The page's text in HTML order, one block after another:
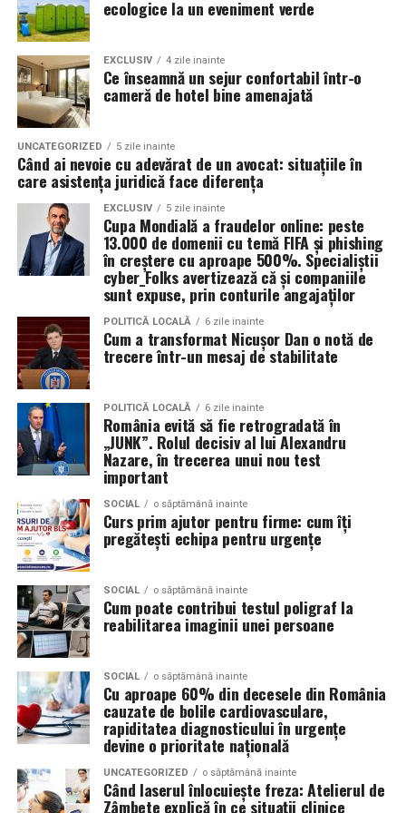
Valoarea 30 indică comportamentul uleiului la
temperatura normală de funcționare a motorului.
Rezultatul este un echilibru foarte bun între protecție și
economie de combustibil.
Pentru ce motoare este recomandat Ravenol VMP
USVO 5W30?
Tipul deulei de motor Ravenol
recomandat pentru numeroase motoare moderne care
necesită un ulei 5W30 cu aprobări OEM specifice.
În funcție de specificațiile constructorului, poate fi
utilizat pe vehicule ale unor mărci precum:
BMW;
Mercedes-Benz;
Volkswagen;
Audi;
Skoda;
Seat;
Porsche;
Opel;
Ford;
Renault și altele.
Compatibilitatea exactă trebuie verificată întotdeauna
în manualul vehiculului sau în documentația tehnică a
producătorului.
Este potrivit pentru motoarele diesel?
Da.
În plus, prin alegerea facilităților ecologice,
organizatorii unui eveniment pot reduce semnificativ
impactul negativ asupra mediului în comparație cu
soluțiile tradiționale, care sunt mult mai dăunătoare
pentru natură. Astfel, toaletele ecologice contribuie la
promovarea unui comportament responsabil din punct
de vedere ecologic și ajută la protejarea resurselor
naturale.
Impactul pozitiv asupra imaginii evenimentului
Alegerea unor soluții ecologice, precum tipul ecologic
de toaletă, poate aduce beneficii semnificative imaginii
unui eveniment. Într-o eră în care participanții devin din
ce în ce mai conștienți de problemele de mediu,
organizatorii care aleg să adopte soluții sustenabile, cum
ar fi închirierea toaletelor din gama ecologică, pot
câștiga aprecierea publicului.
Aceasta nu doar că îmbunătățește percepția față de
eveniment, dar poate și atrage mai mulți participanți
care sunt interesați de susținerea unor cauze ecologice.
Promovând un eveniment “verde”, organizatorii pot
atrage atenția asupra angajamentului față de protejarea
mediului și față de responsabilitatea socială.
Participanții vor aprecia cu siguranță faptul că
organizatorii au ales să adopte soluții care protejează
natura. De asemenea, acest lucru poate contribui la
creșterea reputației evenimentului și la creșterea
numărului de participanți în edițiile viitoare.
Confortul participanților
Deși un eveniment verde presupune economii de costuri
și un impact pozitiv asupra mediului, nu trebuie să se
facă compromisuri în ceea ce privește confortul
ecologice la un eveniment verde
EXCLUSIV 4 zile inainte
Ce înseamnă un sejur confortabil într-o
cameră de hotel bine amenajată
UNCATEGORIZED 5 zile inainte
Când ai nevoie cu adevărat de un avocat: situațiile în
care asistența juridică face diferența
EXCLUSIV 5 zile inainte
Cupa Mondială a fraudelor online: peste
13.000 de domenii cu temă FIFA și phishing
în creștere cu aproape 500%. Specialiștii
cyber_Folks avertizează că și companiile
sunt expuse, prin conturile angajaților
POLITICĂ LOCALĂ 6 zile inainte
Cum a transformat Nicușor Dan o notă de
trecere într-un mesaj de stabilitate
POLITICĂ LOCALĂ 6 zile inainte
România evită să fie retrogradată în
„JUNK”. Rolul decisiv al lui Alexandru
Nazare, în trecerea unui nou test
important
SOCIAL o săptămână inainte
Curs prim ajutor pentru firme: cum îți
pregătești echipa pentru urgențe
SOCIAL o săptămână inainte
Cum poate contribui testul poligraf la
reabilitarea imaginii unei persoane
SOCIAL o săptămână inainte
Cu aproape 60% din decesele din România
cauzate de bolile cardiovasculare,
rapiditatea diagnosticului în urgențe
devine o prioritate națională
UNCATEGORIZED o săptămână inainte
Când laserul înlocuiește freza: Atelierul de
Zâmbete explică în ce situații clinice